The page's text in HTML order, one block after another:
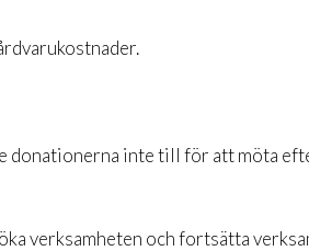
donationerna inte till för att möta
verksamheten och fortsätta